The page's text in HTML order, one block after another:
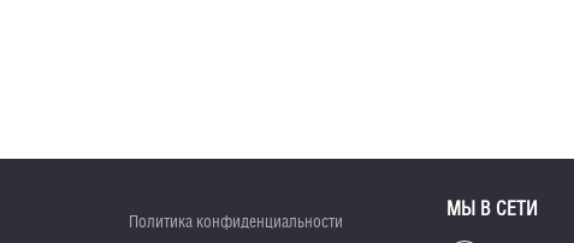
Политика конфиденциальности
МЫ В СЕТИ